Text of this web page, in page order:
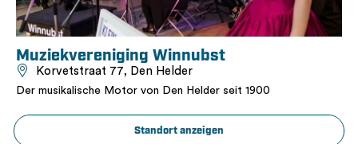
Muziekvereniging Winnubst
Korvetstraat 77, Den Helder
Der musikalische Motor von Den Helder seit 1900
Standort anzeigen